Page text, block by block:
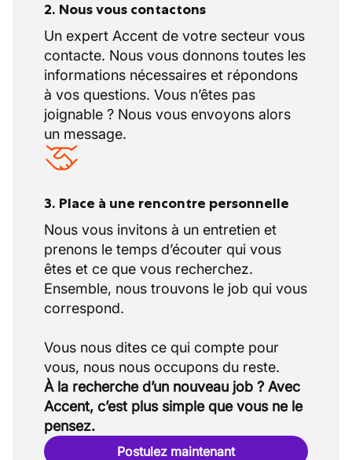
2. Nous vous contactons
Un expert Accent de votre secteur vous
contacte. Nous vous donnons toutes les
informations nécessaires et répondons
à vos questions. Vous n’êtes pas
joignable ? Nous vous envoyons alors
un message.
3. Place à une rencontre personnelle
Nous vous invitons à un entretien et
prenons le temps d’écouter qui vous
êtes et ce que vous recherchez.
Ensemble, nous trouvons le job qui vous
correspond.
Vous nous dites ce qui compte pour
À la recherche d’un nouveau job ? Avec
Accent, c’est plus simple que vous ne le
pensez.
Postulez maintenant